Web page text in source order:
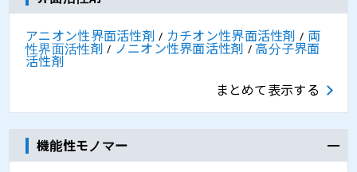
アニオン性界面活性剤 / カチオン性界面活性剤 / 両
性界面活性剤 / ノニオン性界面活性剤 /高分子界面
活性剤
まとめて表示する
機能性モノマー